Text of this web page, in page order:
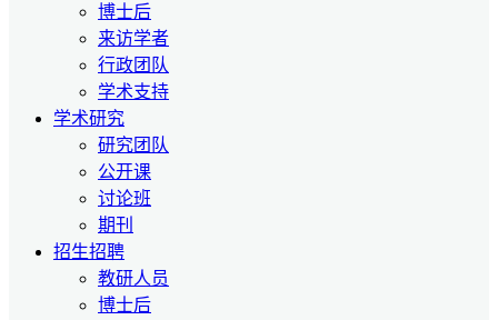
博士后
来访学者
行政团队
学术支持
学术研究
研究团队
公开课
讨论班
期刊
招生招聘
教研人员
博士后